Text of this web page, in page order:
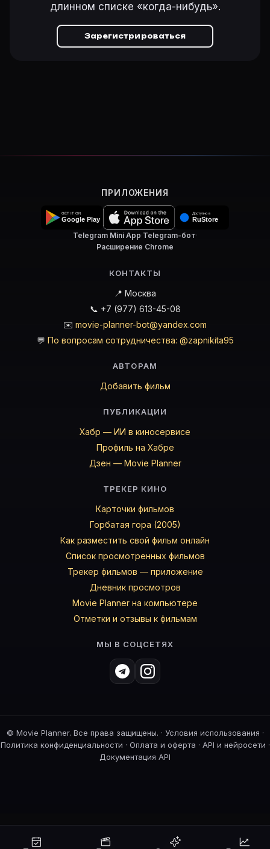
длинном списке «когда-нибудь».
Зарегистрироваться
ПРИЛОЖЕНИЯ
Telegram Mini App·Telegram-бот·
Расширение Chrome
КОНТАКТЫ
📍 Москва
📞 +7 (977) 613-45-08
✉️ movie-planner-bot@yandex.com
💬 По вопросам сотрудничества: @zapnikita95
АВТОРАМ
Добавить фильм
ПУБЛИКАЦИИ
Хабр — ИИ в киносервисе
Профиль на Хабре
Дзен — Movie Planner
ТРЕКЕР КИНО
Карточки фильмов
Горбатая гора (2005)
Как разместить свой фильм онлайн
Список просмотренных фильмов
Трекер фильмов — приложение
Дневник просмотров
Movie Planner на компьютере
Отметки и отзывы к фильмам
МЫ В СОЦСЕТЯХ
© Movie Planner. Все права защищены. · Условия использования ·
Политика конфиденциальности · Оплата и оферта · API и нейросети ·
Документация API